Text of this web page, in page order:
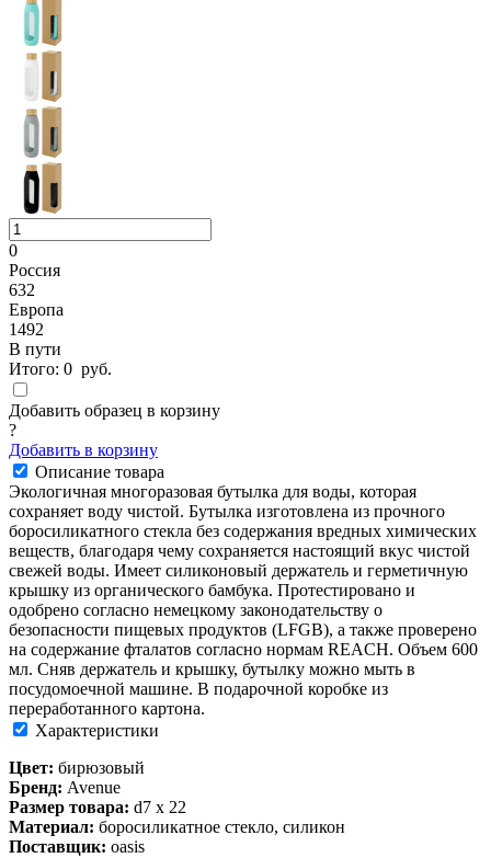
0
Россия
632
Европа
1492
В пути
Итого: 0 руб.
Добавить образец в корзину
?
Добавить в корзину
Описание товара
Экологичная многоразовая бутылка для воды, которая
сохраняет воду чистой. Бутылка изготовлена из прочного
боросиликатного стекла без содержания вредных химических
веществ, благодаря чему сохраняется настоящий вкус чистой
свежей воды. Имеет силиконовый держатель и герметичную
крышку из органического бамбука. Протестировано и
одобрено согласно немецкому законодательству о
безопасности пищевых продуктов (LFGB), а также проверено
на содержание фталатов согласно нормам REACH. Объем 600
мл. Сняв держатель и крышку, бутылку можно мыть в
посудомоечной машине. В подарочной коробке из
переработанного картона.
Характеристики
Цвет: бирюзовый
Бренд: Avenue
Размер товара: d7 х 22
Материал: боросиликатное стекло, силикон
Поставщик: oasis